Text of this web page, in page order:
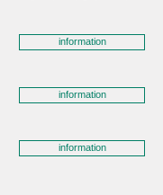
information
information
information